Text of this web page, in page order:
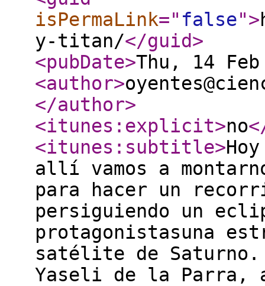
isPermaLink=" false">
y-titan/</guid>
<pubDate>Thu, 14 Feb
<author>
</author>
<itunes:explicit>no
<itunes:subtitle>
allí vamos a
para hacer un
persiguiendo un
protagonistasuna
satélite de Saturno.
Yaseli de la Parra,